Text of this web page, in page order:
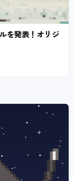
を発表！オリジ